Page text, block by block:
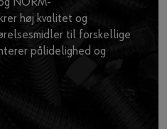
høj kvalitet og
til forskellige
pålidelighed og